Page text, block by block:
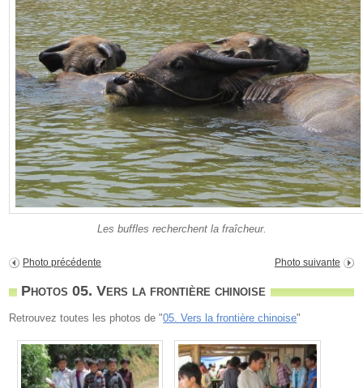
Les buffles recherchent la fraîcheur.
Photo précédente Photo suivante
Photos 05. Vers la frontière chinoise
Retrouvez toutes les photos de "05. Vers la frontière chinoise"